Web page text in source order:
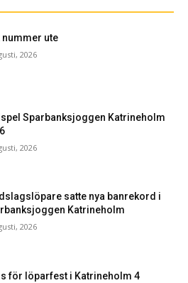
nummer ute
2026
Sparbanksjoggen Katrineholm
2026
satte nya banrekord i
Katrineholm
2026
för löparfest i Katrineholm 4